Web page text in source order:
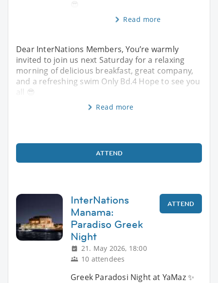
Read more
Dear InterNations Members, You’re warmly
invited to join us next Saturday for a relaxing
morning of delicious breakfast, great company,
and a refreshing swim Only Bd.4 Hope to see you
all 😎
Read more
ATTEND
InterNations
Manama:
Paradiso Greek
Night
21. May 2026, 18:00
10 attendees
ATTEND
Greek Paradosi Night at YaMaz ✨